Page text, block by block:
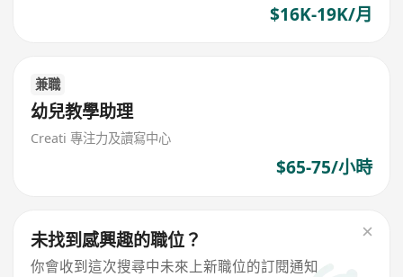
$16K-19K/月
兼職
幼兒教學助理
Creati 專注力及讀寫中心
$65-75/小時
未找到感興趣的職位？
你會收到這次搜尋中未來上新職位的訂閱通知